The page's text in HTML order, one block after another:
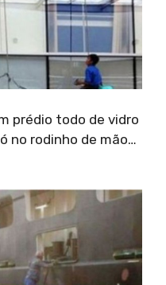
prédio todo de vidro
no rodinho de mão…